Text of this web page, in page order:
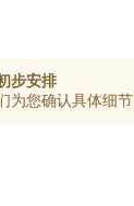
步安排
为您确认具体细节